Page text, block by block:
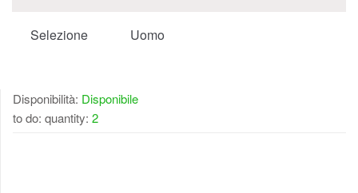
Selezione Uomo
Disponibilità: Disponibile
to do: quantity: 2